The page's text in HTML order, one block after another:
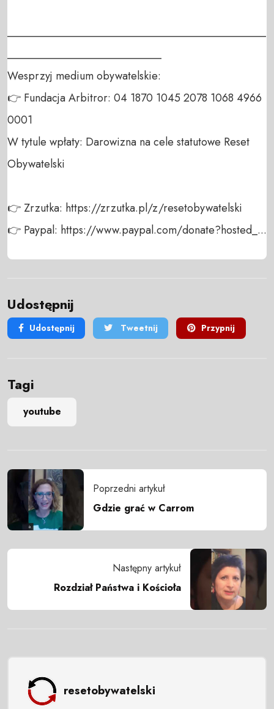
_______________________________________________
____________________________
Wesprzyj medium obywatelskie:
👉 Fundacja Arbitror: 04 1870 1045 2078 1068 4966
0001
W tytule wpłaty: Darowizna na cele statutowe Reset
Obywatelski
👉 Zrzutka: https://zrzutka.pl/z/resetobywatelski
👉 Paypal: https://www.paypal.com/donate?hosted_...
Udostępnij
Udostępnij Tweetnij Przypnij
Tagi
youtube
Poprzedni artykuł
Gdzie grać w Carrom
Następny artykuł
Rozdział Państwa i Kościoła
resetobywatelski